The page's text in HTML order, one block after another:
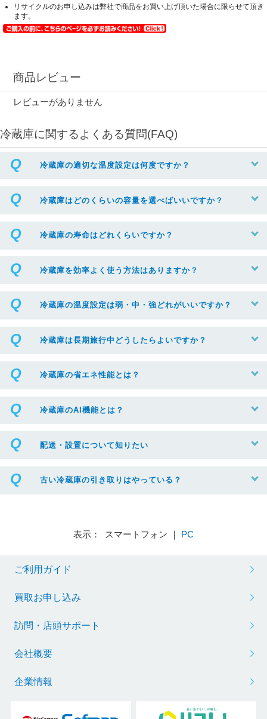
リサイクルのお申し込みは弊社で商品をお買い上げ頂いた場合に限らせて頂き
ます。
商品レビュー
レビューがありません
冷蔵庫に関するよくある質問(FAQ)
冷蔵庫の適切な温度設定は何度ですか？
冷蔵庫はどのくらいの容量を選べばいいですか？
冷蔵庫の寿命はどれくらいですか？
冷蔵庫を効率よく使う方法はありますか？
冷蔵庫の温度設定は弱・中・強どれがいいですか？
冷蔵庫は長期旅行中どうしたらよいですか？
冷蔵庫の省エネ性能とは？
冷蔵庫のAI機能とは？
配送・設置について知りたい
古い冷蔵庫の引き取りはやっている？
表示： スマートフォン ｜ PC
ご利用ガイド
買取お申し込み
訪問・店頭サポート
会社概要
企業情報